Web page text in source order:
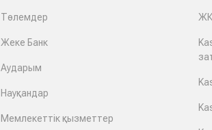
Төлемдер
Жеке Банк
Аударым
Науқандар
Мемлекеттік қызметтер
ЖК